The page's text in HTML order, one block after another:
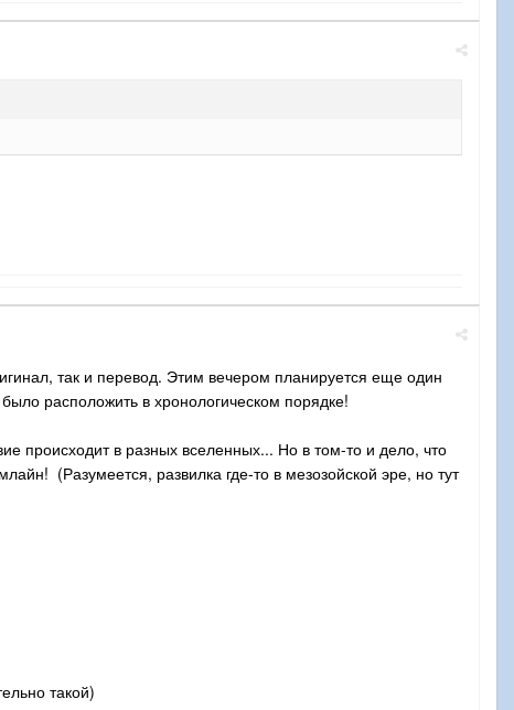
так и перевод. Этим вечером планируется еще один
расположить в хронологическом порядке!
происходит в разных вселенных... Но в том-то и дело, что
(Разумеется, развилка где-то в мезозойской эре, но тут
такой)